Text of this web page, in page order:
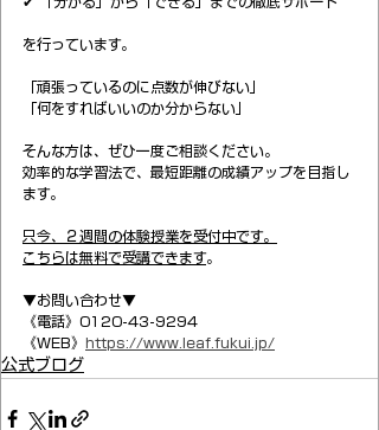
を行っています。
「頑張っているのに点数が伸びない」
「何をすればいいのか分からない」
そんな方は、ぜひ一度ご相談ください。
効率的な学習法で、最短距離の成績アップを目指し
ます。
只今、２週間の体験授業を受付中です。
こちらは無料で受講できます。
▼お問い合わせ▼
《電話》0120-43-9294
《WEB》 https://www.leaf.fukui.jp/
公式ブログ